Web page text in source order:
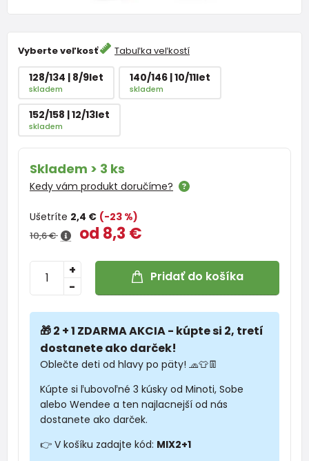
Vyberte veľkosť Tabuľka veľkostí
128/134 | 8/9let
skladem
140/146 | 10/11let
skladem
152/158 | 12/13let
skladem
Skladem > 3 ks
Kedy vám produkt doručíme?
Ušetríte 2,4 € (-23 %)
10,6 € od 8,3 €
-
+ Pridať do košíka
🎁 2 + 1 ZDARMA AKCIA - kúpte si 2, tretí
dostanete ako darček!
Oblečte deti od hlavy po päty! 🧢👕👖
Kúpte si ľubovoľné 3 kúsky od Minoti, Sobe
alebo Wendee a ten najlacnejší od nás
dostanete ako darček.
👉 V košíku zadajte kód: MIX2+1